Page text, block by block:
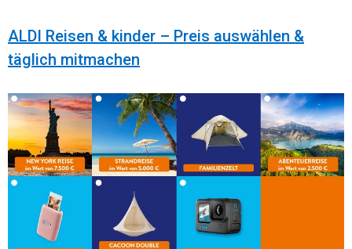
ALDI Reisen & kinder – Preis auswählen &
täglich mitmachen